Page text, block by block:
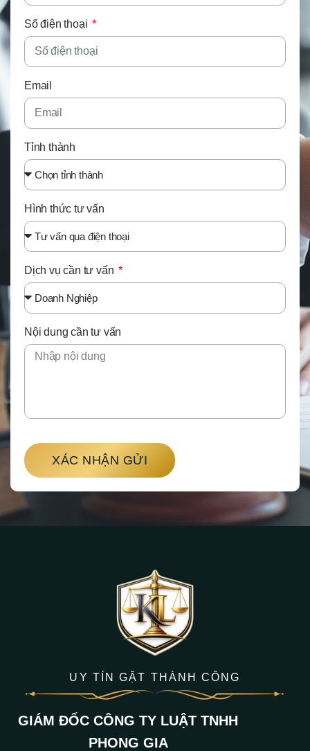
Số điện thoại
Email
Tỉnh thành
Hình thức tư vấn
Dịch vụ cần tư vấn
Nội dung cần tư vấn
XÁC NHẬN GỬI
UY TÍN GẶT THÀNH CÔNG
GIÁM ĐỐC CÔNG TY LUẬT TNHH
PHONG GIA